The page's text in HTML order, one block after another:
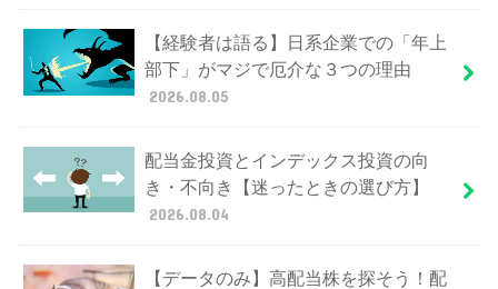
【経験者は語る】日系企業での「年上
部下」がマジで厄介な３つの理由
2026.08.05
配当金投資とインデックス投資の向
き・不向き【迷ったときの選び方】
2026.08.04
【データのみ】高配当株を探そう！配